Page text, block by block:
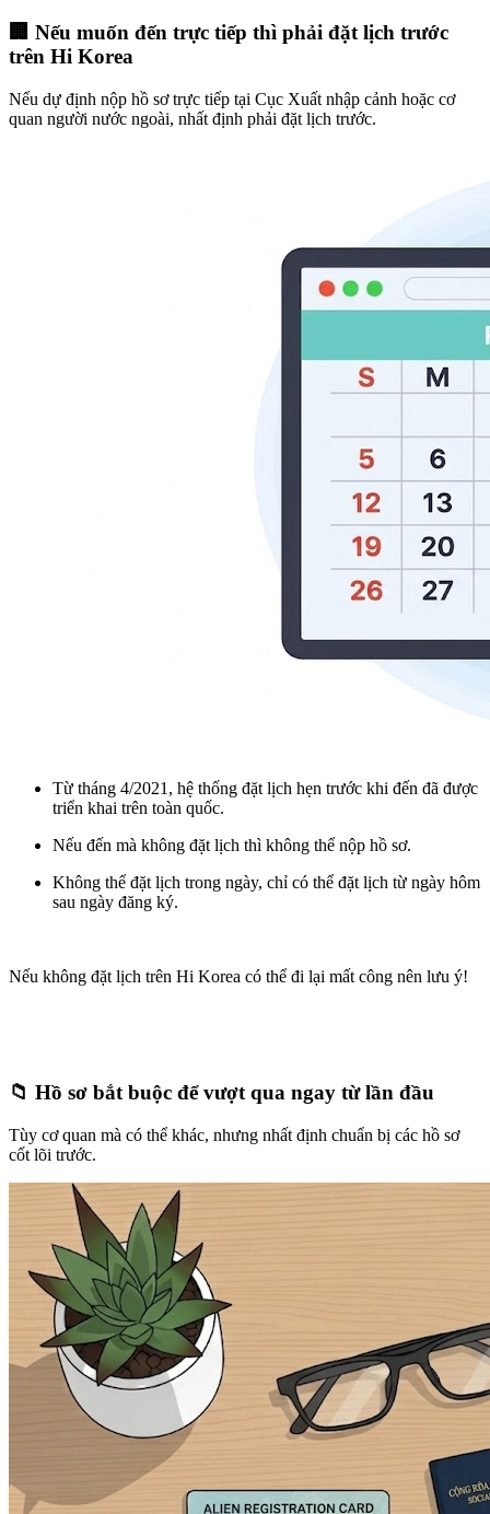
🏢 Nếu muốn đến trực tiếp thì phải đặt lịch trước
trên Hi Korea
Nếu dự định nộp hồ sơ trực tiếp tại Cục Xuất nhập cảnh hoặc cơ
quan người nước ngoài, nhất định phải đặt lịch trước.
Từ tháng 4/2021, hệ thống đặt lịch hẹn trước khi đến đã được
triển khai trên toàn quốc.
Nếu đến mà không đặt lịch thì không thể nộp hồ sơ.
Không thể đặt lịch trong ngày, chỉ có thể đặt lịch từ ngày hôm
sau ngày đăng ký.
Nếu không đặt lịch trên Hi Korea có thể đi lại mất công nên lưu ý!
📁 Hồ sơ bắt buộc để vượt qua ngay từ lần đầu
Tùy cơ quan mà có thể khác, nhưng nhất định chuẩn bị các hồ sơ
cốt lõi trước.